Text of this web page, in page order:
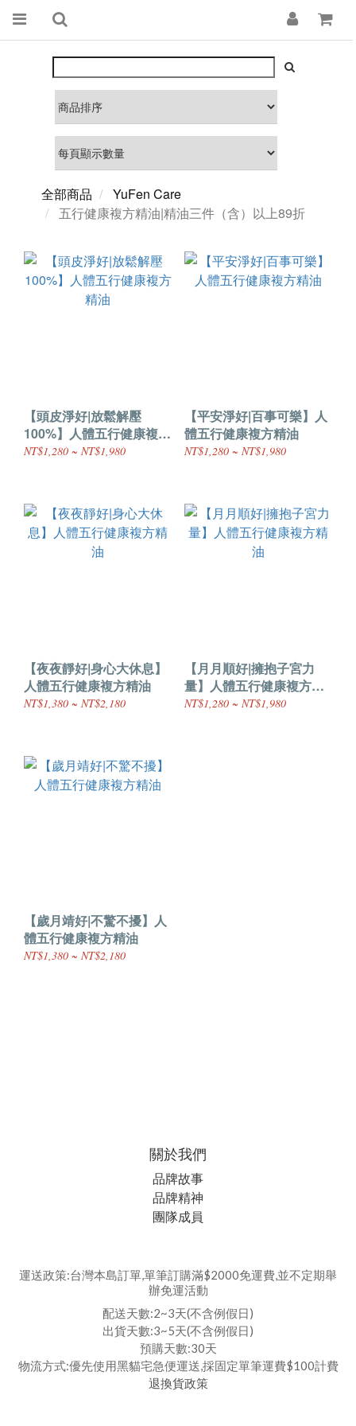
全部商品
YuFen Care
五行健康複方精油|精油三件（含）以上89折
【頭皮淨好|放鬆解壓
100%】人體五行健康複方
精油
NT$1,280 ~ NT$1,980
【平安淨好|百事可樂】人
體五行健康複方精油
NT$1,280 ~ NT$1,980
【夜夜靜好|身心大休息】
人體五行健康複方精油
NT$1,380 ~ NT$2,180
【月月順好|擁抱子宮力
量】人體五行健康複方精
油
NT$1,280 ~ NT$1,980
【歲月靖好|不驚不擾】人
體五行健康複方精油
NT$1,380 ~ NT$2,180
關於我們
品牌故事
品牌精神
團隊成員
運送政策:台灣本島訂單,單筆訂購滿$2000免運費,並不定期舉
辦免運活動
配送天數:2~3天(不含例假日)
出貨天數:3~5天(不含例假日)
預購天數:30天
物流方式:優先使用黑貓宅急便運送,採固定單筆運費$100計費
退換貨政策